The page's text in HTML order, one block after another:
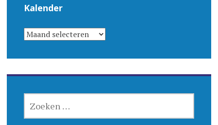
Kalender
KALENDER
NAAR: